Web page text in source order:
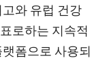
와 유럽 건강
로하는 지속적
폼으로 사용되